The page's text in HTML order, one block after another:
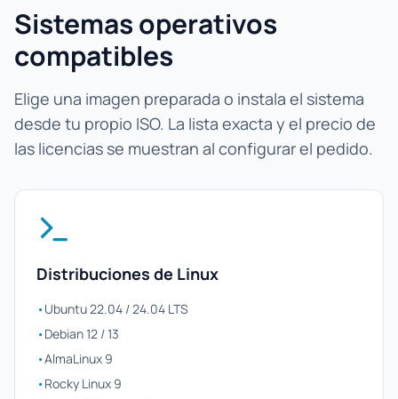
Sistemas operativos
compatibles
Elige una imagen preparada o instala el sistema
desde tu propio ISO. La lista exacta y el precio de
las licencias se muestran al configurar el pedido.
Distribuciones de Linux
•Ubuntu 22.04 / 24.04 LTS
•Debian 12 / 13
•AlmaLinux 9
•Rocky Linux 9